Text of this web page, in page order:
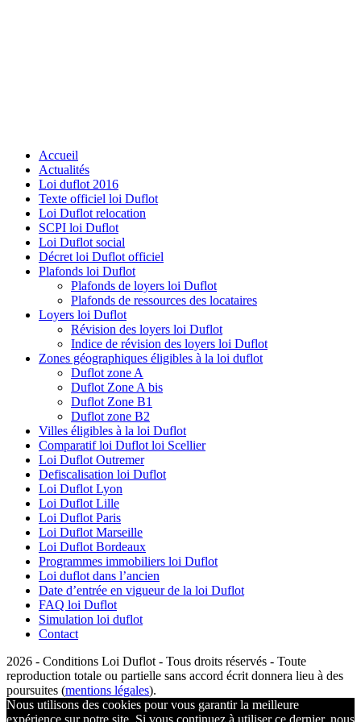
Accueil
Actualités
Loi duflot 2016
Texte officiel loi Duflot
Loi Duflot relocation
SCPI loi Duflot
Loi Duflot social
Décret loi Duflot officiel
Plafonds loi Duflot
Plafonds de loyers loi Duflot
Plafonds de ressources des locataires
Loyers loi Duflot
Révision des loyers loi Duflot
Indice de révision des loyers loi Duflot
Zones géographiques éligibles à la loi duflot
Duflot zone A
Duflot Zone A bis
Duflot Zone B1
Duflot zone B2
Villes éligibles à la loi Duflot
Comparatif loi Duflot loi Scellier
Loi Duflot Outremer
Defiscalisation loi Duflot
Loi Duflot Lyon
Loi Duflot Lille
Loi Duflot Paris
Loi Duflot Marseille
Loi Duflot Bordeaux
Programmes immobiliers loi Duflot
Loi duflot dans l’ancien
Date d’entrée en vigueur de la loi Duflot
FAQ loi Duflot
Simulation loi duflot
Contact
2026 - Conditions Loi Duflot - Tous droits réservés - Toute
reproduction totale ou partielle sans accord écrit donnera lieu à des
poursuites (mentions légales).
Nous utilisons des cookies pour vous garantir la meilleure
expérience sur notre site. Si vous continuez à utiliser ce dernier, nous